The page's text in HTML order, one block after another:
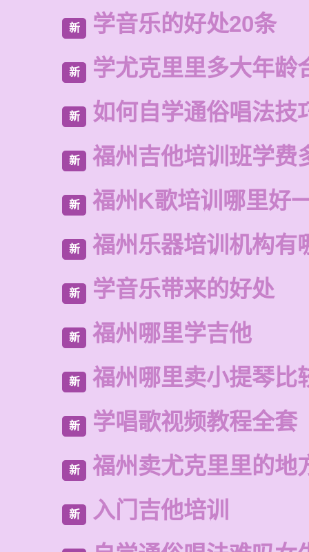
新 学音乐的好处20条
新 学尤克里里多大年龄
新 如何自学通俗唱法技
新 福州吉他培训班学费
新 福州K歌培训哪里好
新 福州乐器培训机构有
新 学音乐带来的好处
新 福州哪里学吉他
新 福州哪里卖小提琴比
新 学唱歌视频教程全套
新 福州卖尤克里里的地
新 入门吉他培训